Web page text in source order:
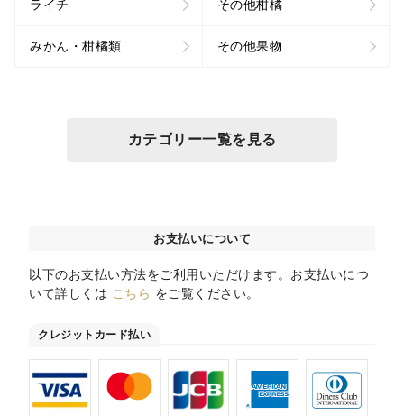
ライチ その他柑橘
みかん・柑橘類 その他果物
カテゴリー一覧を見る
お支払いについて
以下のお支払い方法をご利用いただけます。お支払いにつ
いて詳しくは こちら をご覧ください。
クレジットカード払い